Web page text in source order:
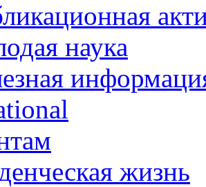
наука
жизнь